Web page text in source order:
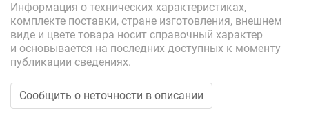
Информация о технических характеристиках,
комплекте поставки, стране изготовления, внешнем
виде и цвете товара носит справочный характер
и основывается на последних доступных к моменту
публикации сведениях.
Сообщить о неточности в описании